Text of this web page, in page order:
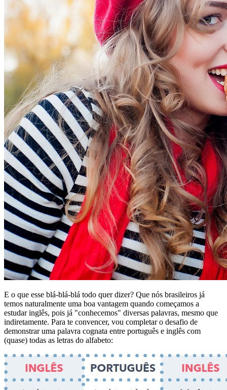
E o que esse blá-blá-blá todo quer dizer? Que nós brasileiros já
temos naturalmente uma boa vantagem quando começamos a
estudar inglês, pois já "conhecemos" diversas palavras, mesmo que
indiretamente. Para te convencer, vou completar o desafio de
demonstrar uma palavra cognata entre português e inglês com
(quase) todas as letras do alfabeto: